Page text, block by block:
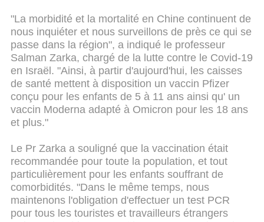
"La morbidité et la mortalité en Chine continuent de
nous inquiéter et nous surveillons de près ce qui se
passe dans la région", a indiqué le professeur
Salman Zarka, chargé de la lutte contre le Covid-19
en Israël. "Ainsi, à partir d'aujourd'hui, les caisses
de santé mettent à disposition un vaccin Pfizer
conçu pour les enfants de 5 à 11 ans ainsi qu' un
vaccin Moderna adapté à Omicron pour les 18 ans
et plus."
Le Pr Zarka a souligné que la vaccination était
recommandée pour toute la population, et tout
particulièrement pour les enfants souffrant de
comorbidités. "Dans le même temps, nous
maintenons l'obligation d'effectuer un test PCR
pour tous les touristes et travailleurs étrangers